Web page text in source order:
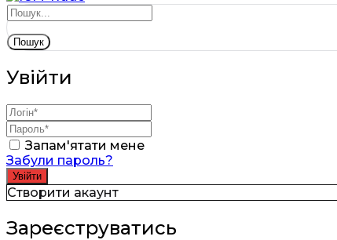
Пошук
Увійти
Запам'ятати мене
Забули пароль?
Створити акаунт
Зареєструватись